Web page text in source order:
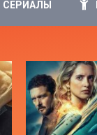
СЕРИАЛЫ